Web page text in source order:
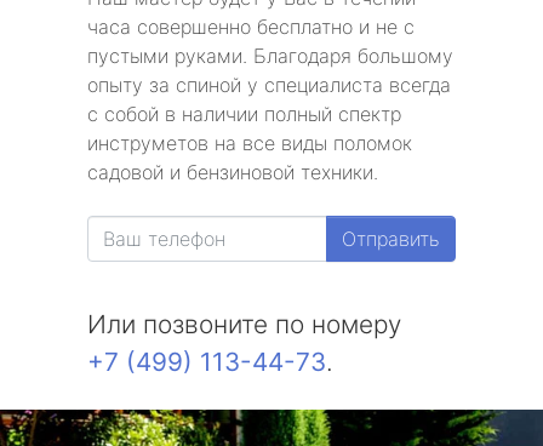
часа совершенно бесплатно и не с
пустыми руками. Благодаря большому
опыту за спиной у специалиста всегда
с собой в наличии полный спектр
инструметов на все виды поломок
садовой и бензиновой техники.
Отправить
Или позвоните по номеру
+7 (499) 113-44-73.